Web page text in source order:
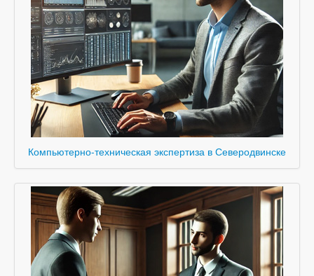
Компьютерно-техническая экспертиза в Северодвинске